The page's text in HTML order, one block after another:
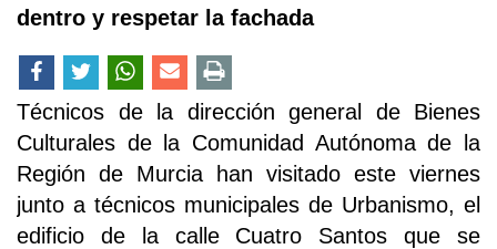
dentro y respetar la fachada
Técnicos de la dirección general de Bienes
Culturales de la Comunidad Autónoma de la
Región de Murcia han visitado este viernes
junto a técnicos municipales de Urbanismo, el
edificio de la calle Cuatro Santos que se